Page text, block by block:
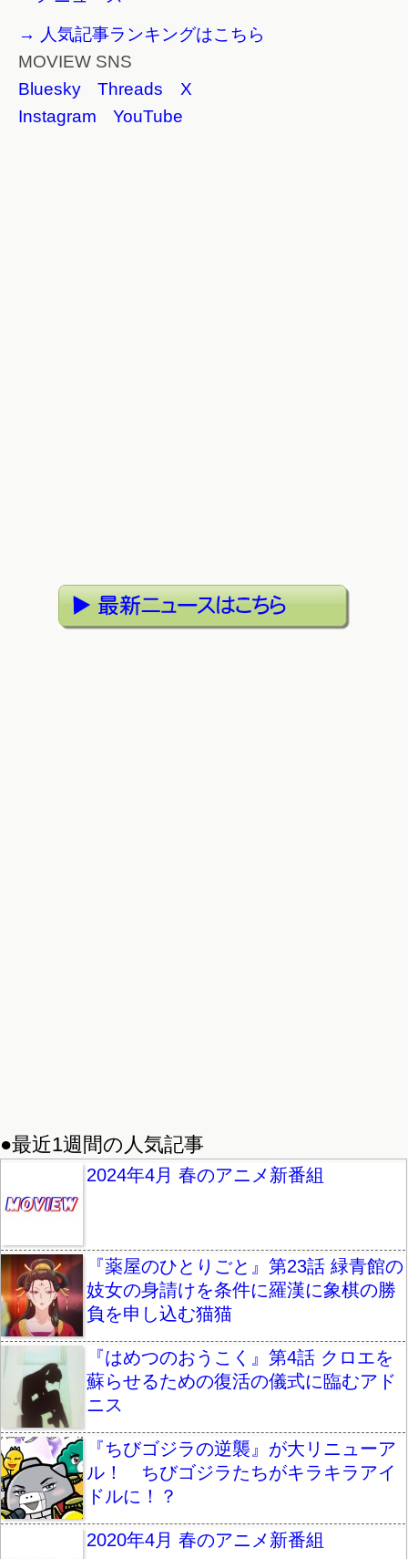
→ 人気記事ランキングはこちら
MOVIEW SNS
Bluesky
Threads
X
Instagram
YouTube
●最近1週間の人気記事
2024年4月 春のアニメ新番組
『薬屋のひとりごと』第23話 緑青館の
妓女の身請けを条件に羅漢に象棋の勝
負を申し込む猫猫
『はめつのおうこく』第4話 クロエを
蘇らせるための復活の儀式に臨むアド
ニス
『ちびゴジラの逆襲』が大リニューア
ル！ ちびゴジラたちがキラキラアイ
ドルに！？
2020年4月 春のアニメ新番組